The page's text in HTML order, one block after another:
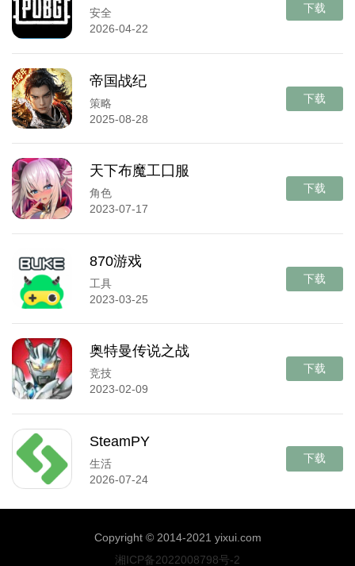
安全
2026-04-22
下载
帝国战纪
策略
2025-08-28
下载
天下布魔工囗服
角色
2023-07-17
下载
870游戏
工具
2023-03-25
下载
奥特曼传说之战
竞技
2023-02-09
下载
SteamPY
生活
2026-07-24
下载
Copyright © 2014-2021 yixui.com
湘ICP备2022008798号-2